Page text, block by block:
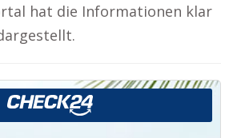
hat die Informationen klar